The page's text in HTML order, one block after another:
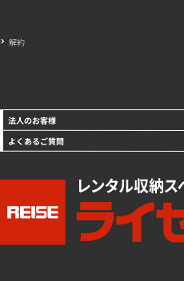
解約
法人のお客様
よくあるご質問